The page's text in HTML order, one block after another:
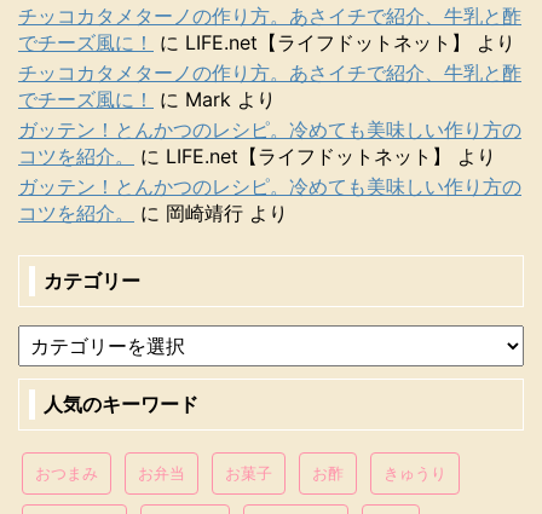
チッコカタメターノの作り方。あさイチで紹介、牛乳と酢
でチーズ風に！
に LIFE.net【ライフドットネット】
より
チッコカタメターノの作り方。あさイチで紹介、牛乳と酢
でチーズ風に！
に Mark より
ガッテン！とんかつのレシピ。冷めても美味しい作り方の
コツを紹介。
に LIFE.net【ライフドットネット】
より
ガッテン！とんかつのレシピ。冷めても美味しい作り方の
コツを紹介。
に 岡崎靖行 より
カテゴリー
人気のキーワード
おつまみ お弁当 お菓子 お酢 きゅうり